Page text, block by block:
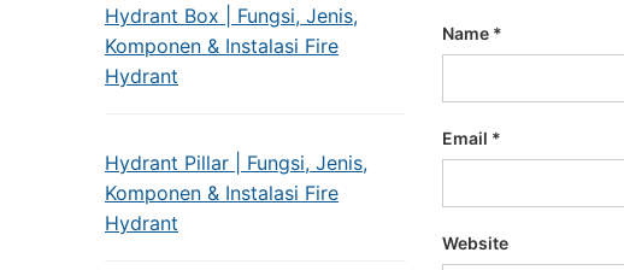
Hydrant Box | Fungsi, Jenis,
Komponen & Instalasi Fire
Hydrant
Hydrant Pillar | Fungsi, Jenis,
Komponen & Instalasi Fire
Hydrant
Name *
Email *
Website